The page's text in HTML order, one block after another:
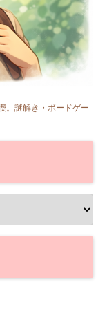
。謎解き・ボードゲー